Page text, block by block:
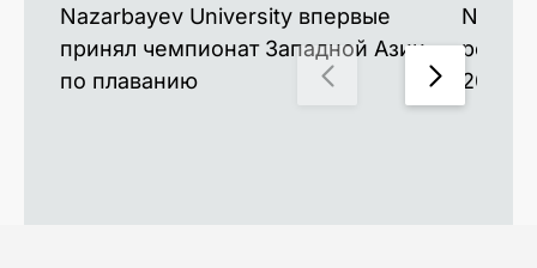
Nazarbayev University впервые
принял чемпионат Западной Азии
по плаванию
2026